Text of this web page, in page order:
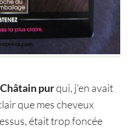
purqui, j’en avait
que mes cheveux
était trop foncée